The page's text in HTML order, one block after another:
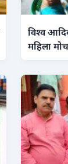
विश्व
महिला